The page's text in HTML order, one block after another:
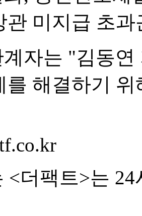
관 미지급 초
자는 "김동연
를 해결하기
<더팩트>는